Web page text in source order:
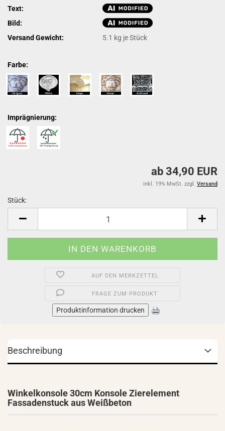
Text:
Bild:
Versand Gewicht:
5.1 kg je Stück
Farbe:
Imprägnierung:
ab 34,90 EUR
inkl. 19% MwSt. zzgl. Versand
Stück:
AUF DEN MERKZETTEL
FRAGE ZUM PRODUKT
Produktinformation drucken
Beschreibung
Winkelkonsole 30cm Konsole Zierelement
Fassadenstuck aus Weißbeton